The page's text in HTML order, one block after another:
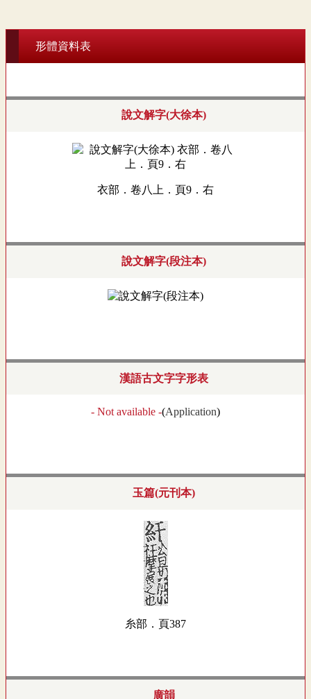
形體資料表
說文解字(大徐本)
衣部．卷八上．頁9．右
說文解字(段注本)
漢語古文字字形表
- Not available -(Application)
玉篇(元刊本)
糸部．頁387
廣韻